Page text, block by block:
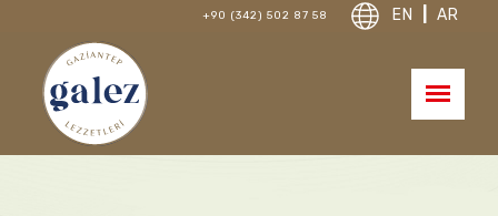
+90 (342) 502 87 58 EN AR